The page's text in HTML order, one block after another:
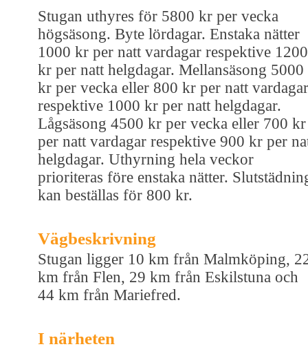
Stugan uthyres för 5800 kr per vecka
högsäsong. Byte lördagar. Enstaka nätter
1000 kr per natt vardagar respektive 1200
kr per natt helgdagar. Mellansäsong 5000
kr per vecka eller 800 kr per natt vardagar
respektive 1000 kr per natt helgdagar.
Lågsäsong 4500 kr per vecka eller 700 kr
per natt vardagar respektive 900 kr per
helgdagar. Uthyrning hela veckor
prioriteras före enstaka nätter.
kan beställas för 800 kr.
Vägbeskrivning
Stugan ligger 10 km från Malmköping,
km från Flen, 29 km från Eskilstuna och
44 km från Mariefred.
I närheten